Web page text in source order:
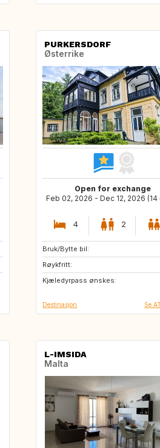
PURKERSDORF
Østerrike
Open for exchange
Feb 02, 2026 - Dec 12, 2026 (14
4 2
Bruk/Bytte bil:
Røykfritt:
Kjæledyrpass ønskes:
GB
Destinasjon Se
L-IMSIDA
Malta